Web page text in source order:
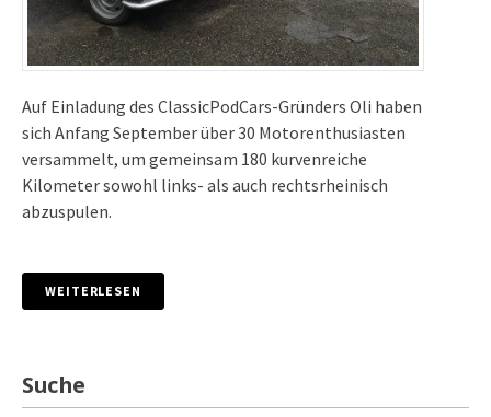
Auf Einladung des ClassicPodCars-Gründers Oli haben
sich Anfang September über 30 Motorenthusiasten
versammelt, um gemeinsam 180 kurvenreiche
Kilometer sowohl links- als auch rechtsrheinisch
abzuspulen.
WEITERLESEN
Suche